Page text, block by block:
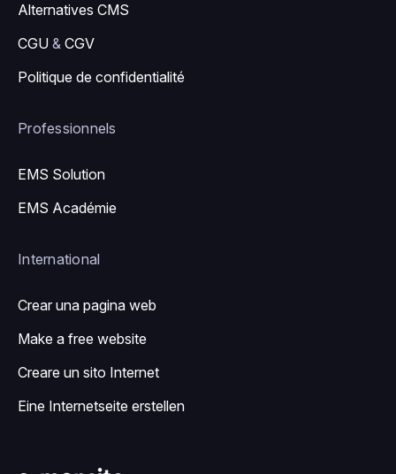
Alternatives CMS
CGU & CGV
Politique de confidentialité
Professionnels
EMS Solution
EMS Académie
International
Crear una pagina web
Make a free website
Creare un sito Internet
Eine Internetseite erstellen